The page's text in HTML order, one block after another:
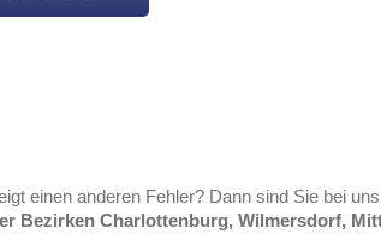
einen anderen Fehler? Dann sind Sie bei
Bezirken Charlottenburg, Wilmersdorf,